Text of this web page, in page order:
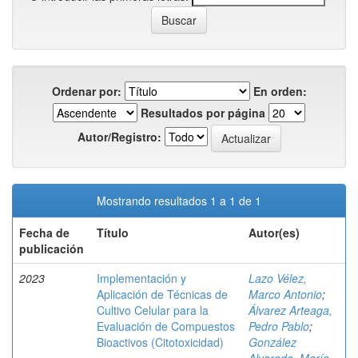
Ordenar por:
En orden:
Resultados por página
Autor/Registro:
Mostrando resultados 1 a 1 de 1
Fecha de
publicación
Título Autor(es)
2023
Implementación y
Aplicación de Técnicas de
Cultivo Celular para la
Evaluación de Compuestos
Bioactivos (Citotoxicidad)
Lazo Vélez,
Marco Antonio;
Álvarez Arteaga,
Pedro Pablo;
González